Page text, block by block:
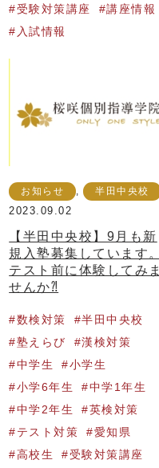
受験対策講座
講座情報
入試情報
お知らせ , 半田中央校
2023.09.02
【半田中央校】9月も新
規入塾募集しています。
テスト前に体験してみま
せんか⁈
数検対策
半田中央校
塾えらび
漢検対策
中学生
小学生
小学6年生
中学1年生
中学2年生
英検対策
テスト対策
愛知県
高校生
受験対策講座